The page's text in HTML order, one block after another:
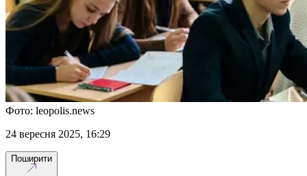
Фото: leopolis.news
24 вересня 2025, 16:29
Поширити